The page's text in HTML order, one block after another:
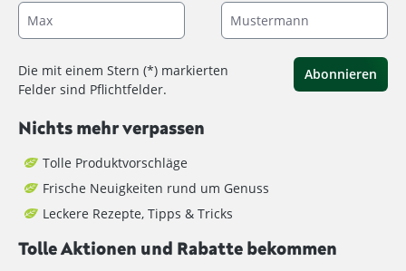
Die mit einem Stern (*) markierten
Felder sind Pflichtfelder.
Abonnieren
Nichts mehr verpassen
Tolle Produktvorschläge
Frische Neuigkeiten rund um Genuss
Leckere Rezepte, Tipps & Tricks
Tolle Aktionen und Rabatte bekommen